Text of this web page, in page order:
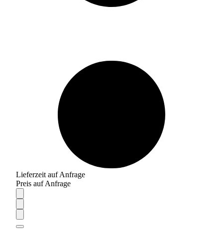
Lieferzeit auf Anfrage
Preis auf Anfrage